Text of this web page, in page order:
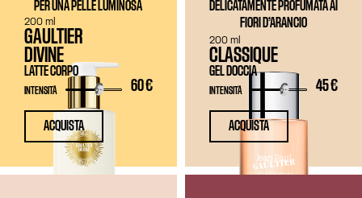
PER UNA PELLE LUMINOSA
GAULTIER
DIVINE
LATTE CORPO
60 €
INTENSITÀ
200 ml
ACQUISTA
DELICATAMENTE PROFUMATA AI
FIORI D’ARANCIO
CLASSIQUE
GEL DOCCIA
45 €
INTENSITÀ
200 ml
ACQUISTA